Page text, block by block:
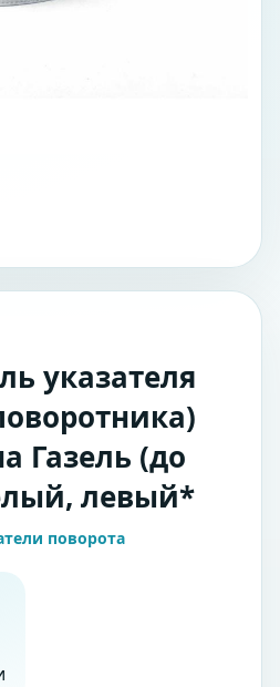
указателя
Газель (до
левый*
поворота